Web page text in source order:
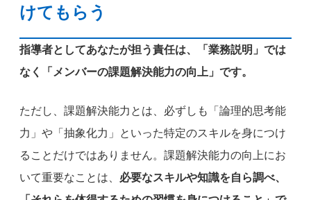
けてもらう
指導者としてあなたが担う責任は、「業務説明」では
なく「メンバーの課題解決能力の向上」です。
ただし、課題解決能力とは、必ずしも「論理的思考能
力」や「抽象化力」といった特定のスキルを身につけ
ることだけではありません。課題解決能力の向上にお
いて重要なことは、 必要なスキルや知識を自ら調べ、